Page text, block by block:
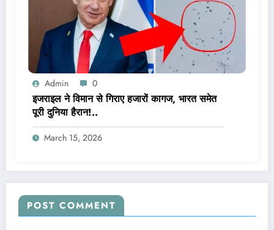
Admin 0
इजराइल ने विमान से गिराए हजारों कागज, भारत समेत
पूरी दुनिया हैरान!..
March 15, 2026
POST COMMENT